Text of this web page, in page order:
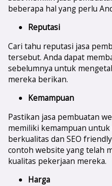
beberapa hal yang perlu
Reputasi
Cari tahu reputasi jasa
tersebut. Anda dapat
sebelumnya untuk
mereka berikan.
Kemampuan
Pastikan jasa pembuatan
memiliki kemampuan
berkualitas dan SEO
contoh website yang telah
kualitas pekerjaan mereka.
Harga